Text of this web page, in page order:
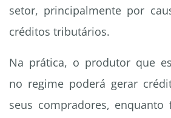
setor, principalmente por
créditos tributários.
Na prática, o produtor que
no regime poderá gerar
seus compradores, enquanto